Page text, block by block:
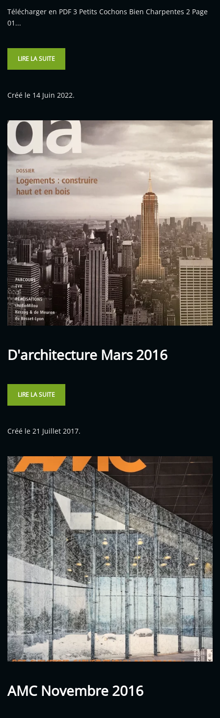
Télécharger en PDF 3 Petits Cochons Bien Charpentes 2 Page
01...
LIRE LA SUITE
Créé le 14 Juin 2022.
D'architecture Mars 2016
LIRE LA SUITE
Créé le 21 Juillet 2017.
AMC Novembre 2016